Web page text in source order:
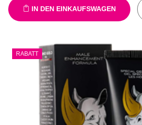
IN DEN EINKAUFSWAGEN
RABATT